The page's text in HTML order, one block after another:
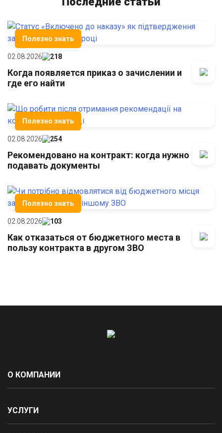
Полезно знать
02.08.2026 218
Когда появляется приказ о зачислении и
где его найти
Полезно знать
02.08.2026 254
Рекомендовано на контракт: когда нужно
подавать документы
Полезно знать
02.08.2026 103
Как отказаться от бюджетного места в
пользу контракта в другом ЗВО
О КОМПАНИИ
УСЛУГИ